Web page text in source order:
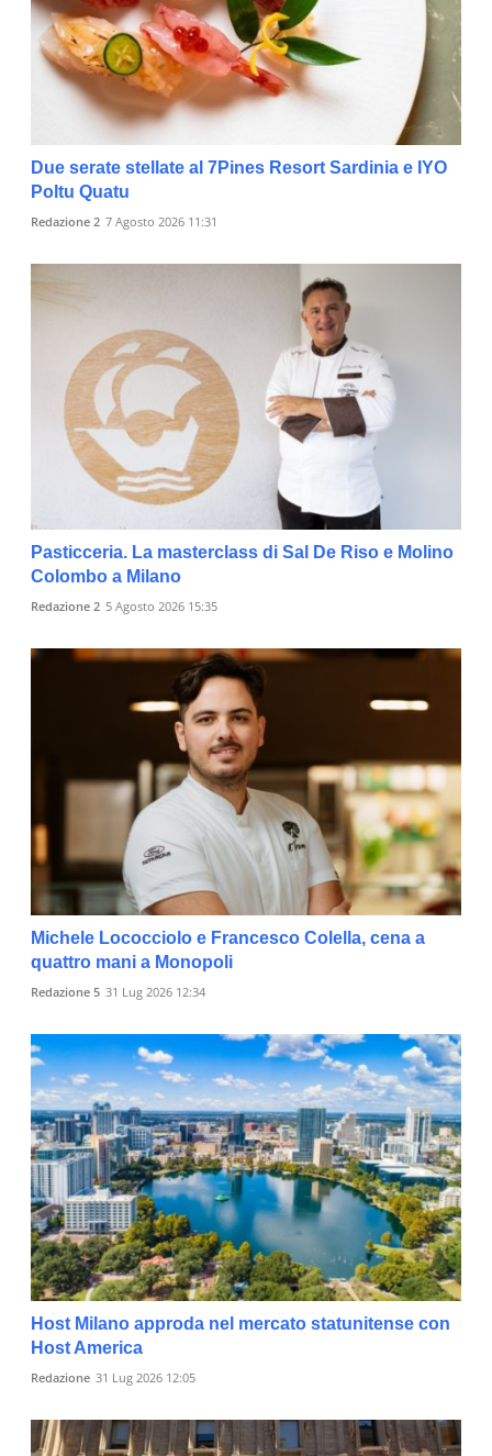
Due serate stellate al 7Pines Resort Sardinia e IYO
Poltu Quatu
Redazione 2 7 Agosto 2026 11:31
Pasticceria. La masterclass di Sal De Riso e Molino
Colombo a Milano
Redazione 2 5 Agosto 2026 15:35
Michele Lococciolo e Francesco Colella, cena a
quattro mani a Monopoli
Redazione 5 31 Lug 2026 12:34
Host Milano approda nel mercato statunitense con
Host America
Redazione 31 Lug 2026 12:05